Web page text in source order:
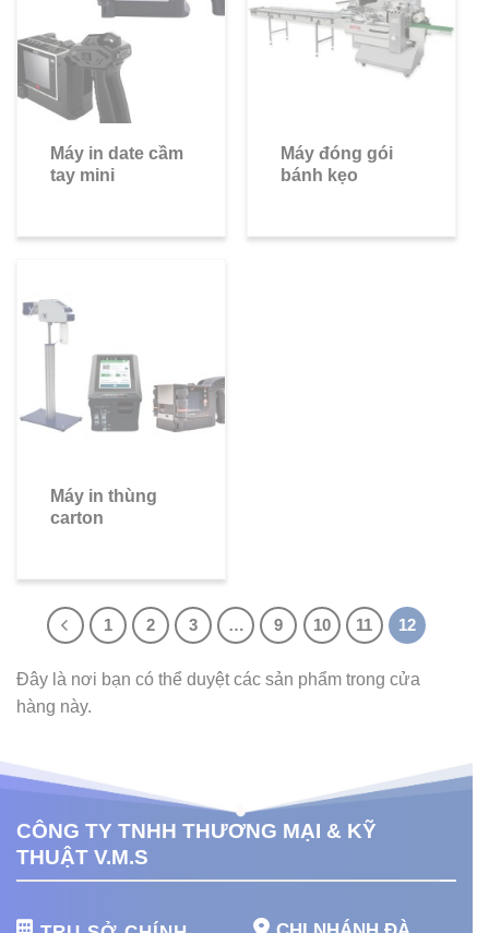
Máy in date cầm
tay mini
Máy đóng gói
bánh kẹo
Máy in thùng
carton
1 2 3 … 9 10 11 12
Đây là nơi bạn có thể duyệt các sản phẩm trong cửa
hàng này.
CÔNG TY TNHH THƯƠNG MẠI & KỸ
THUẬT V.M.S